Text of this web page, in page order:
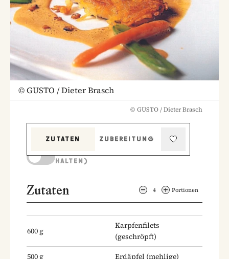
©GUSTO / Dieter Brasch
© GUSTO / Dieter Brasch
ZUTATEN
ZUBEREITUNG
HALTEN)
Zutaten 4 Portionen
600g
Karpfenfilets
(geschröpft)
500g Erdäpfel (mehlige)